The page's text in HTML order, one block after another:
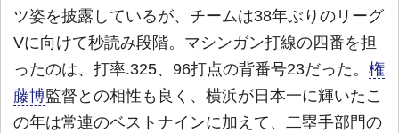
ツ姿を披露しているが、チームは38年ぶりのリーグ
Vに向けて秒読み段階。マシンガン打線の四番を担
ったのは、打率.325、96打点の背番号23だった。 権
藤博監督との相性も良く、横浜が日本一に輝いたこ
の年は常連のベストナインに加えて、二塁手部門の